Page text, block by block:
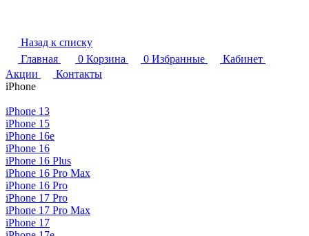
Назад к списку
Главная
0 Корзина 0 Избранные
Кабинет
Акции
Контакты
iPhone
iPhone 13
iPhone 15
iPhone 16e
iPhone 16
iPhone 16 Plus
iPhone 16 Pro Max
iPhone 16 Pro
iPhone 17 Pro
iPhone 17 Pro Max
iPhone 17